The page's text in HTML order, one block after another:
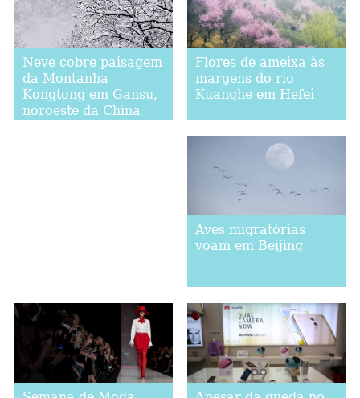
Neve cobre paisagem
da Montanha
Kongtong em Gansu,
noroeste da China
Flores de ameixa às
margens do rio
Kuanghe em Hefei
Aves migratórias
voam em Beijing